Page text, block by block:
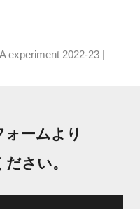
experiment 2022-23|
ォームより
さい。